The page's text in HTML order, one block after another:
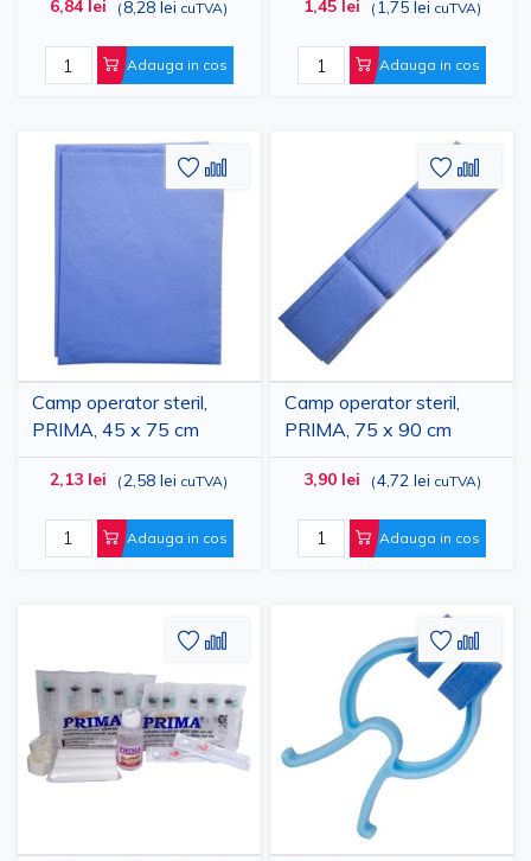
6,84 lei (8,28 lei cuTVA)
Adauga in cos
1,45 lei ( 1,75 lei cuTVA)
Adauga in cos
Camp operator steril,
PRIMA, 45 x 75 cm
2,13 lei (2,58 lei cuTVA)
Adauga in cos
Adaugati
la
Lista
de
Adaugati
Camp operator steril,
PRIMA, 75 x 90 cm
3,90 lei (4,72 lei cuTVA)
Adauga in cos
la
Lista
de
Adaugati
Lista
de
Dorinte
Adaugati
comparare
la
Lista
de
Dorinte